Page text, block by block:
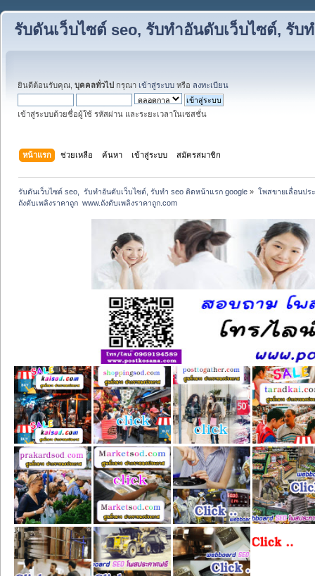
รับดันเว็บไซต์ seo, รับทำอันดับเว็บไซต์, รับ
ยินดีต้อนรับคุณ, บุคคลทั่วไป กรุณา เข้าสู่ระบบ หรือ ลงทะเบียน
เข้าสู่ระบบด้วยชื่อผู้ใช้ รหัสผ่าน และระยะเวลาในเซสชั่น
หน้าแรก ช่วยเหลือ ค้นหา เข้าสู่ระบบ สมัครสมาชิก
รับดันเว็บไซต์ seo,  รับทำอันดับเว็บไซต์, รับทำ seo ติดหน้าแรก google » โพสขายเลื่อนปร
ถังดับเพลิงราคาถูก  www.ถังดับเพลิงราคาถูก.com